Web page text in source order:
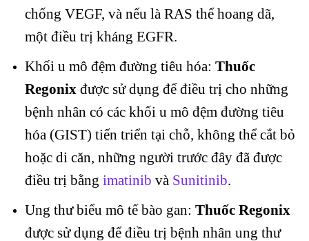
chống VEGF, và nếu là RAS thể hoang dã,
một điều trị kháng EGFR.
Khối u mô đệm đường tiêu hóa: Thuốc
Regonix được sử dụng để điều trị cho những
bệnh nhân có các khối u mô đệm đường tiêu
hóa (GIST) tiến triển tại chỗ, không thể cắt bỏ
hoặc di căn, những người trước đây đã được
điều trị bằng imatinib và Sunitinib.
Ung thư biểu mô tế bào gan: Thuốc Regonix
được sử dụng để điều trị bệnh nhân ung thư